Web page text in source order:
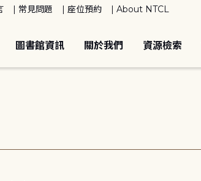
常見問題 座位預約 About NTCL
圖書館資訊 關於我們 資源檢索